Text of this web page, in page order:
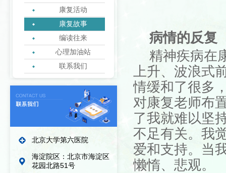
康复活动
康复故事
编读往来
心理加油站
联系我们
绿丝带志愿者协会
北京大学第六医院
海淀院区：北京市海淀区
花园北路51号
病情的反复
精神疾病在
上升、波浪式
情缓和了很多
对康复老师布
了我就难以坚
不足有关。我
爱和支持。当
懒惰、 悲观。